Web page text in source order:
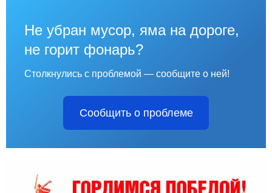
Не убран мусор, яма на дороге,
не горит фонарь?
Столкнулись с проблемой — сообщите о ней!
Сообщить о проблеме